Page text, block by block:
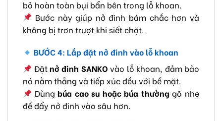
bỏ hoàn toàn bụi bẩn bên trong lỗ khoan.
Bước này giúp nở đinh bám chắc hơn và
không bị trơn trượt khi siết chặt.
BƯỚC 4: Lắp đặt nở đinh vào lỗ khoan
Đặtnở đinh SANKO vào lỗ khoan, đảm bảo
nó nằm thẳng và tiếp xúc đều với bề mặt.
Dùngbúa cao su hoặc búa thường gõ nhẹ
để đẩy nở đinh vào sâu hơn.